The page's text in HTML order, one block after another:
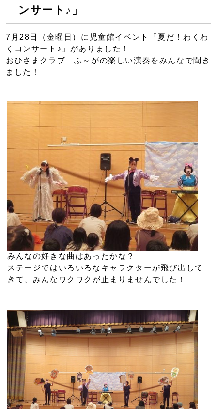
ンサート♪」
7月28日（金曜日）に児童館イベント「夏だ！わくわ
くコンサート♪」がありました！
おひさまクラブ ふ～がの楽しい演奏をみんなで聞き
ました！
みんなの好きな曲はあったかな？
ステージではいろいろなキャラクターが飛び出して
きて、みんなワクワクが止まりませんでした！